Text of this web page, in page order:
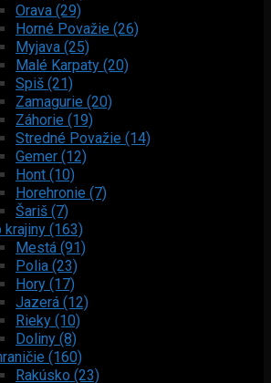
Orava (29)
Horné Považie (26)
Myjava (25)
Malé Karpaty (20)
Spiš (21)
Zamagurie (20)
Záhorie (19)
Stredné Považie (14)
Gemer (12)
Hont (10)
Horehronie (7)
Šariš (7)
krajiny (163)
Mestá (91)
Polia (23)
Hory (17)
Jazerá (12)
Rieky (10)
Doliny (8)
(160)
Rakúsko (23)